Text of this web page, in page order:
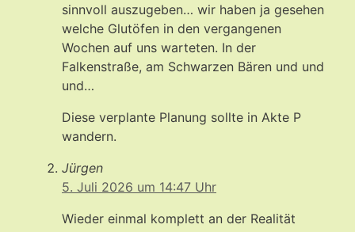
sinnvoll auszugeben… wir haben ja gesehen
welche Glutöfen in den vergangenen
Wochen auf uns warteten. In der
Falkenstraße, am Schwarzen Bären und und
und…
Diese verplante Planung sollte in Akte P
wandern.
Jürgen
5. Juli 2026 um 14:47 Uhr
Wieder einmal komplett an der Realität